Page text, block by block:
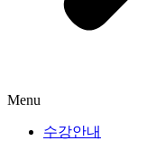
Menu
수강안내